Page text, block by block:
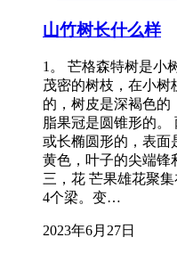
山竹树长什么样
1。 芒格森特树是小
茂密的树枝，在小树
的，树皮是深褐色的
脂果冠是圆锥形的。
或长椭圆形的，表面
黄色，叶子的尖端锋
三，花 芒果雄花聚
4个梁。变…
2023年6月27日